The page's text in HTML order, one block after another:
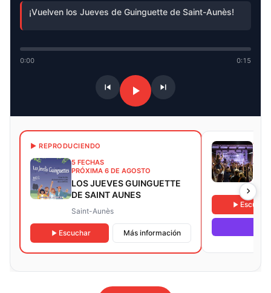
¡Vuelven los Jueves de Guinguette de Saint-Aunès!
0:00 0:15
▶ REPRODUCIENDO
5 FECHAS
PRÓXIMA 6 DE AGOSTO
LOS JUEVES GUINGUETTE
DE SAINT AUNES
Saint-Aunès
Escuchar Más información
7